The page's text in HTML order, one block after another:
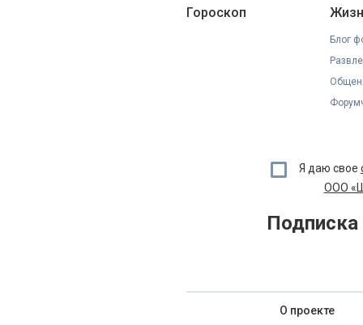
Гороскоп
Блог
Я даю свое
ООО
О проекте